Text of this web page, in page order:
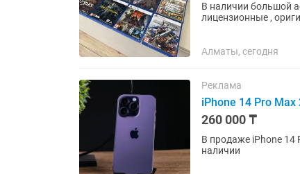
В наличии большой
Алматы, сегодня
Реклама
iPhone 14 Pro Max
260 000 ₸
В продаже iPhone 14
наличии